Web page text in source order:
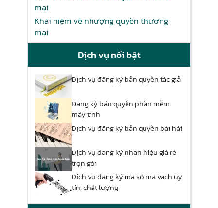
mại
Khái niệm về nhượng quyền thương
mại
Dịch vụ nổi bật
Dịch vụ đăng ký bản quyền tác giả
Đăng ký bản quyền phần mềm
máy tính
Dịch vụ đăng ký bản quyền bài hát
Dịch vụ đăng ký nhãn hiệu giá rẻ
trọn gói
Dịch vụ đăng ký mã số mã vạch uy
tín, chất lượng